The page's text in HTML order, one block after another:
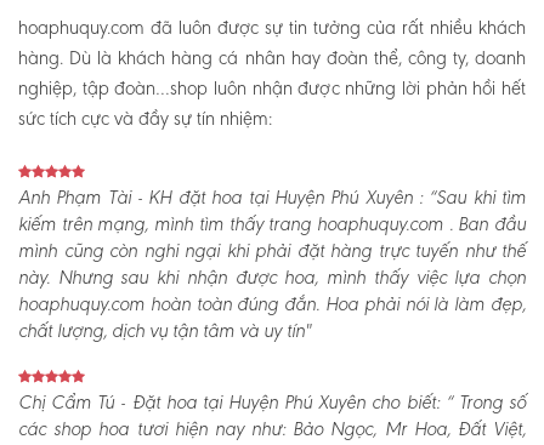
hoaphuquy.com đã luôn được sự tin tưởng của rất nhiều khách
hàng. Dù là khách hàng cá nhân hay đoàn thể, công ty, doanh
nghiệp, tập đoàn…shop luôn nhận được những lời phản hồi hết
sức tích cực và đầy sự tín nhiệm:
Anh Phạm Tài - KH đặt hoa tại Huyện Phú Xuyên :“Sau khi tìm
kiếm trên mạng, mình tìm thấy trang hoaphuquy.com . Ban đầu
mình cũng còn nghi ngại khi phải đặt hàng trực tuyến như thế
này. Nhưng sau khi nhận được hoa, mình thấy việc lựa chọn
hoaphuquy.com hoàn toàn đúng đắn. Hoa phải nói là làm đẹp,
chất lượng, dịch vụ tận tâm và uy tín"
Chị Cẩm Tú - Đặt hoa tại Huyện Phú Xuyên cho biết:“ Trong số
các shop hoa tươi hiện nay như: Bảo Ngọc, Mr Hoa, Đất Việt,